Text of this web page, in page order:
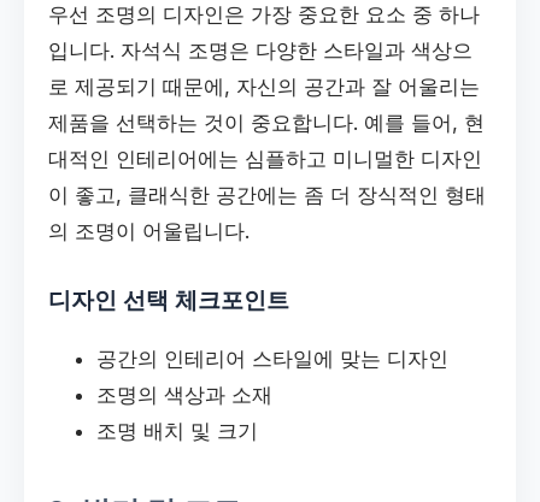
우선 조명의 디자인은 가장 중요한 요소 중 하나
입니다. 자석식 조명은 다양한 스타일과 색상으
로 제공되기 때문에, 자신의 공간과 잘 어울리는
제품을 선택하는 것이 중요합니다. 예를 들어, 현
대적인 인테리어에는 심플하고 미니멀한 디자인
이 좋고, 클래식한 공간에는 좀 더 장식적인 형태
의 조명이 어울립니다.
디자인 선택 체크포인트
공간의 인테리어 스타일에 맞는 디자인
조명의 색상과 소재
조명 배치 및 크기